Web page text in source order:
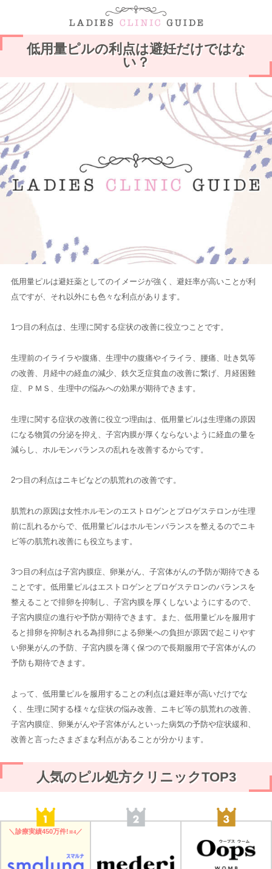
低用量ピルの利点は避妊だけではな
い？
低用量ピルは避妊薬としてのイメージが強く、避妊率が高いことが利
点ですが、それ以外にも色々な利点があります。
1つ目の利点は、生理に関する症状の改善に役立つことです。
生理前のイライラや腹痛、生理中の腹痛やイライラ、腰痛、吐き気等
の改善、月経中の経血の減少、鉄欠乏症貧血の改善に繋げ、月経困難
症、ＰＭＳ、生理中の悩みへの効果が期待できます。
生理に関する症状の改善に役立つ理由は、低用量ピルは生理痛の原因
になる物質の分泌を抑え、子宮内膜が厚くならないように経血の量を
減らし、ホルモンバランスの乱れを改善するからです。
2つ目の利点はニキビなどの肌荒れの改善です。
肌荒れの原因は女性ホルモンのエストロゲンとプロゲステロンが生理
前に乱れるからで、低用量ピルはホルモンバランスを整えるのでニキ
ビ等の肌荒れ改善にも役立ちます。
3つ目の利点は子宮内膜症、卵巣がん、子宮体がんの予防が期待できる
ことです。低用量ピルはエストロゲンとプロゲステロンのバランスを
整えることで排卵を抑制し、子宮内膜を厚くしないようにするので、
子宮内膜症の進行や予防が期待できます。また、低用量ピルを服用す
ると排卵を抑制される為排卵による卵巣への負担が原因で起こりやす
い卵巣がんの予防、子宮内膜を薄く保つので長期服用で子宮体がんの
予防も期待できます。
よって、低用量ピルを服用することの利点は避妊率が高いだけでな
く、生理に関する様々な症状の悩み改善、ニキビ等の肌荒れの改善、
子宮内膜症、卵巣がんや子宮体がんといった病気の予防や症状緩和、
改善と言ったさまざまな利点があることが分かります。
人気のピル処方クリニックTOP3
＼診療実績450万件! ※4／